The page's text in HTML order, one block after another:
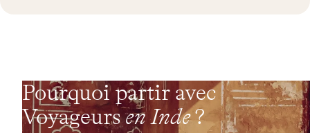
Pourquoi partir avec
Voyageursen Inde?